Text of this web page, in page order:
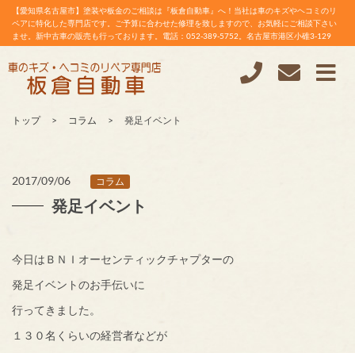
【愛知県名古屋市】塗装や板金のご相談は『板倉自動車』へ！当社は車のキズやヘコミのリ
ペアに特化した専門店です。ご予算に合わせた修理を致しますので、お気軽にご相談下さい
ませ。新中古車の販売も行っております。電話：052-389-5752。名古屋市港区小碓3-129
トップ コラム 発足イベント
2017/09/06 コラム
発足イベント
今日はＢＮＩオーセンティックチャプターの
発足イベントのお手伝いに
行ってきました。
１３０名くらいの経営者などが